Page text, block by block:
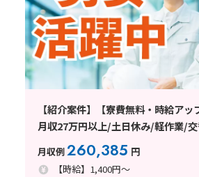
【紹介案件】【寮費無料・時給アッ
月収27万円以上/土日休み/軽作業/
あり)/未経験者歓迎/20～40代の男
能/日払い・週払い制度あり
月収例260,385 円
【時給】1,400円～